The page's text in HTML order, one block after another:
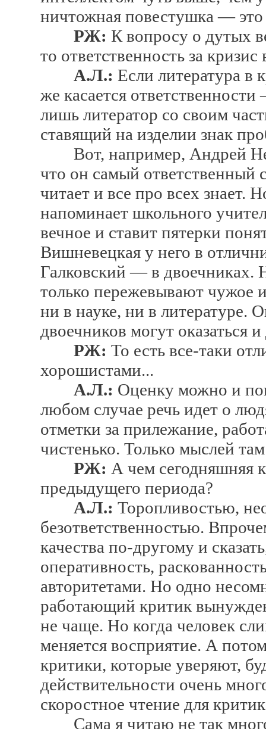
ничтожная повестушка — это
РЖ: К вопросу о дутых
то ответственность за
А.Л.: Если литература в
же касается
лишь литератор со своим
ставящий на изделии знак
Вот, например, Андрей
что он самый ответственный
читает и все про всех знает.
напоминает школьного
вечное и ставит пятерки
Вишневецкая у него в
Галковский — в двоечниках.
только пережевывают чужое
ни в науке, ни в литературе.
двоечников могут оказаться
РЖ: То есть все-таки
хорошистами...
А.Л.: Оценку можно и
любом случае речь идет о
отметки за прилежание,
чистенько. Только мыслей
РЖ: А чем сегодняшняя
предыдущего периода?
А.Л.: Торопливостью,
безответственностью.
качества по-другому и
оперативность,
авторитетами. Но одно
работающий критик
не чаще. Но когда человек
меняется восприятие. А
критики, которые уверяют,
действительности очень
скоростное чтение для
Сама я читаю не так много